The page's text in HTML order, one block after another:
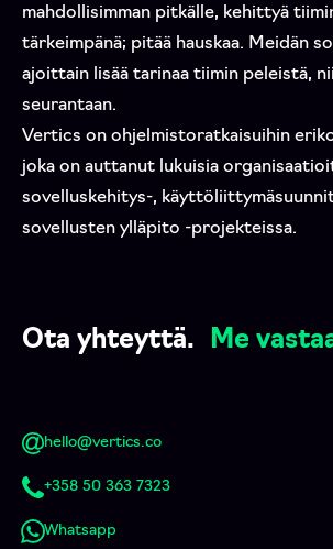
mahdollisimman pitkälle, kehittyä
tärkeimpänä; pitää hauskaa. Meidän
ajoittain lisää tarinaa tiimin peleistä,
seurantaan.
Vertics on ohjelmistoratkaisuihin
joka on auttanut lukuisia
sovelluskehitys-,
sovellusten ylläpito -projekteissa.
Ota yhteyttä. Me
hello@vertics.co
+358 50 363 7323
Whatsapp